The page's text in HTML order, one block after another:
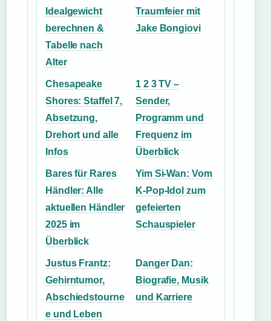
Idealgewicht
berechnen &
Tabelle nach
Alter
Traumfeier mit
Jake Bongiovi
Chesapeake
Shores: Staffel 7,
Absetzung,
Drehort und alle
Infos
1 2 3 TV –
Sender,
Programm und
Frequenz im
Überblick
Bares für Rares
Händler: Alle
aktuellen Händler
2025 im
Überblick
Yim Si-Wan: Vom
K-Pop-Idol zum
gefeierten
Schauspieler
Justus Frantz:
Gehirntumor,
Abschiedstourne
e und Leben
Danger Dan:
Biografie, Musik
und Karriere